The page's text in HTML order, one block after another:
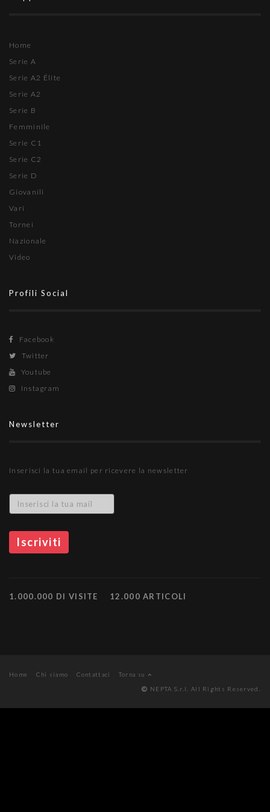
Home
Serie A
Serie A2 Élite
Serie A2
Serie B
Femminile
Serie C1
Serie C2
Serie D
Giovanili
Vari
Tornei
Nazionale
Video
Profili Social
Facebook
Twitter
Youtube
Instagram
Newsletter
Inserisci la tua email per ricevere la newsletter
1.000.000 DI VISITE 12.000 ARTICOLI
Home Chi siamo Contattaci
Torna su
NEPTA S.r.l. All Rights Reserved.